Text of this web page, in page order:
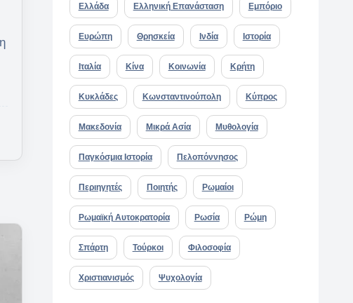
Ελλάδα Ελληνική Επανάσταση Εμπόριο
Ευρώπη Θρησκεία Ινδία Ιστορία
Ιταλία Κίνα Κοινωνία Κρήτη
Κυκλάδες Κωνσταντινούπολη Κύπρος
Μακεδονία Μικρά Ασία Μυθολογία
Παγκόσμια Ιστορία Πελοπόννησος
Περιηγητές Ποιητής Ρωμαίοι
Ρωμαϊκή Αυτοκρατορία Ρωσία Ρώμη
Σπάρτη Τούρκοι Φιλοσοφία
Χριστιανισμός Ψυχολογία